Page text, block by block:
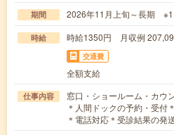
期間 2026年11月上旬～長期
時給 時給1350円 月収例
交通費
全額支給
仕事内容
窓口・ショールーム・カウ
＊人間ドックの予約・受付
＊電話対応＊受診結果の